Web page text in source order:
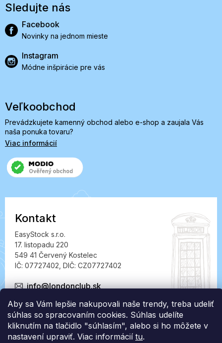
Aby sa Vám lepšie nakupovali naše trendy, treba udeliť
súhlas so spracovaním cookies. Súhlas udelíte
kliknutím na tlačidlo "súhlasím", alebo si ho môžete v
nastavení upraviť. Viac informácií tu.
Sledujte nás
Facebook
Novinky na jednom mieste
Instagram
Módne inšpirácie pre vás
Veľkoobchod
Prevádzkujete kamenný obchod alebo e-shop a zaujala Vás
naša ponuka tovaru?
Viac informácií
Kontakt
EasyStock s.r.o.
17. listopadu 220
549 41 Červený Kostelec
IČ: 07727402, DIČ: CZ07727402
info@londonclub.sk